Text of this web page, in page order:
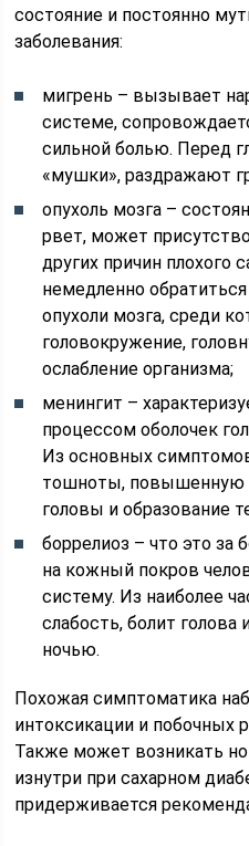
состояние и постоянно
заболевания:
мигрень – вызывает
системе,
сильной болью. Перед
«мушки», раздражают
опухоль мозга –
рвет, может
других причин плохого
немедленно
опухоли мозга, среди
головокружение,
ослабление организма;
менингит –
процессом оболочек
Из основных
тошноты, повышенную
головы и образование
боррелиоз – что это за
на кожный покров
систему. Из наиболее
слабость, болит
ночью.
Похожая симптоматика
интоксикации и побочных
Также может возникать
изнутри при сахарном
придерживается